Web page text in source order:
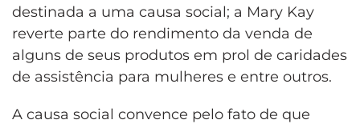
destinada a uma causa social; a Mary Kay
reverte parte do rendimento da venda de
alguns de seus produtos em prol de caridades
de assistência para mulheres e entre outros.
A causa social convence pelo fato de que